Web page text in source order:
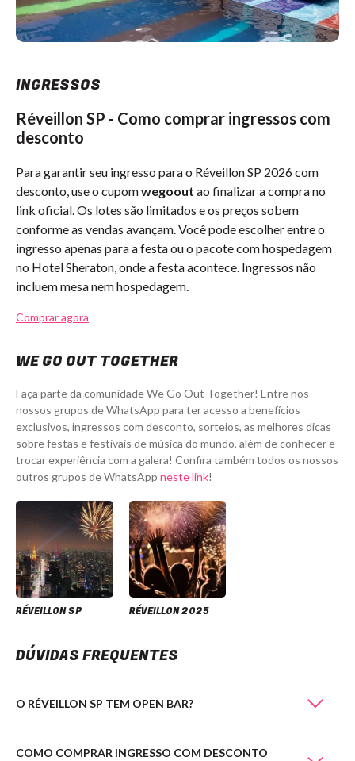
INGRESSOS
Réveillon SP - Como comprar ingressos com
desconto
Para garantir seu ingresso para o Réveillon SP 2026 com
desconto, use o cupomwegoout ao finalizar a compra no
link oficial. Os lotes são limitados e os preços sobem
conforme as vendas avançam. Você pode escolher entre o
ingresso apenas para a festa ou o pacote com hospedagem
no Hotel Sheraton, onde a festa acontece. Ingressos não
incluem mesa nem hospedagem.
Comprar agora
WE GO OUT TOGETHER
Faça parte da comunidade We Go Out Together! Entre nos
nossos grupos de WhatsApp para ter acesso a benefícios
exclusivos, ingressos com desconto, sorteios, as melhores dicas
sobre festas e festivais de música do mundo, além de conhecer e
trocar experiência com a galera! Confira também todos os nossos
outros grupos de WhatsApp neste link!
RÉVEILLON SP RÉVEILLON 2025
DÚVIDAS FREQUENTES
O RÉVEILLON SP TEM OPEN BAR?
COMO COMPRAR INGRESSO COM DESCONTO